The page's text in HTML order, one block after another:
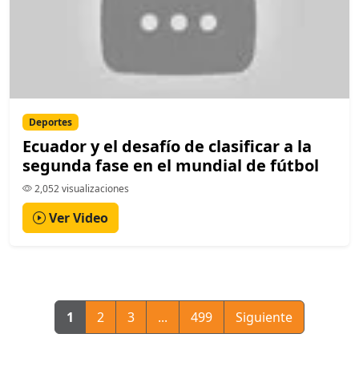
Deportes
Ecuador y el desafío de clasificar a la
segunda fase en el mundial de fútbol
2,052 visualizaciones
Ver Video
1 2 3 ... 499 Siguiente